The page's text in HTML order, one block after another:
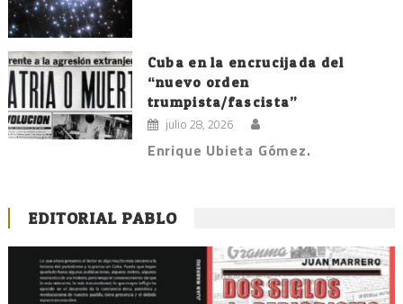
Cuba en la encrucijada del
“nuevo orden
trumpista/fascista”
julio 28, 2026
Enrique Ubieta Gómez.
EDITORIAL PABLO